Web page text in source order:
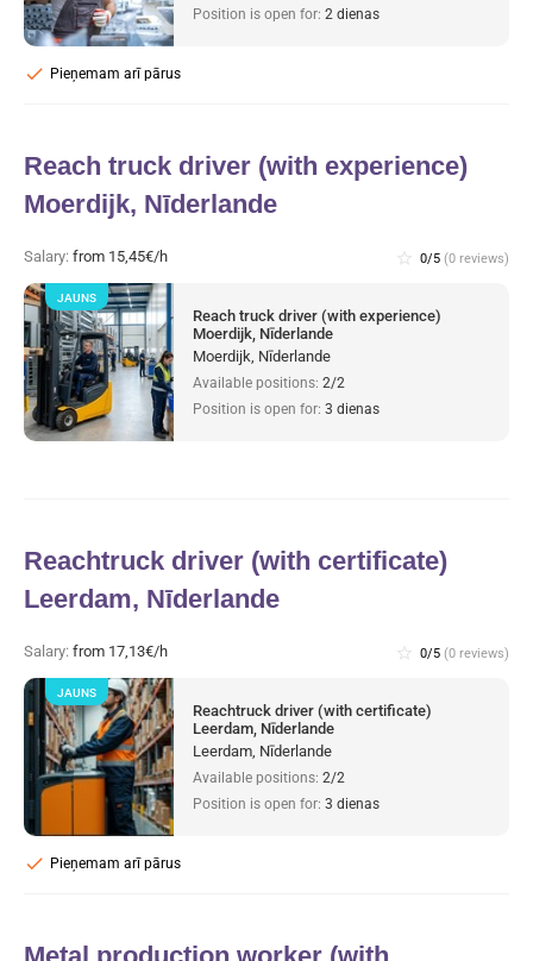
Position is open for: 2 dienas
Pieņemam arī pārus
check
Reach truck driver (with experience)
Moerdijk, Nīderlande
Salary: from 15,45€/h star_border 0/5 (0 reviews)
Reach truck driver (with experience)
Moerdijk, Nīderlande
Moerdijk, Nīderlande
Available positions: 2/2
Position is open for: 3 dienas
JAUNS
Reachtruck driver (with certificate)
Leerdam, Nīderlande
Salary: from 17,13€/h star_border 0/5 (0 reviews)
Reachtruck driver (with certificate)
Leerdam, Nīderlande
Leerdam, Nīderlande
Available positions: 2/2
Position is open for: 3 dienas
Pieņemam arī pārus
check
JAUNS